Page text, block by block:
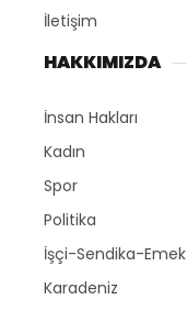
İletişim
HAKKIMIZDA
İnsan Hakları
Kadın
Spor
Politika
İşçi-Sendika-Emek
Karadeniz